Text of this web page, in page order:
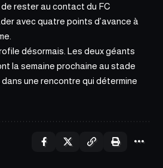
rester au contact du FC
avec quatre points d’avance à
désormais. Les deux géants
la semaine prochaine au stade
une rencontre qui détermine